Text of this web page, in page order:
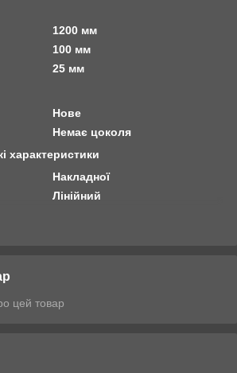
1200 мм
100 мм
25 мм
Нове
Немає цоколя
характеристики
Накладної
Лінійний
цей товар